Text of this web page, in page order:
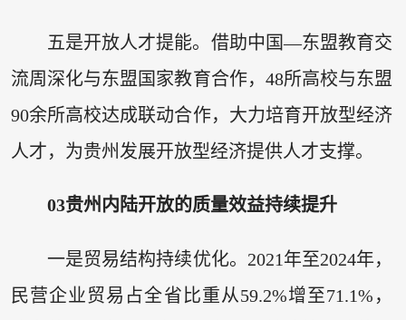
五是开放人才提能。借助中国—东盟教育交
流周深化与东盟国家教育合作，48所高校与东盟
90余所高校达成联动合作，大力培育开放型经济
人才，为贵州发展开放型经济提供人才支撑。
03贵州内陆开放的质量效益持续提升
一是贸易结构持续优化。2021年至2024年，
民营企业贸易占全省比重从59.2%增至71.1%，